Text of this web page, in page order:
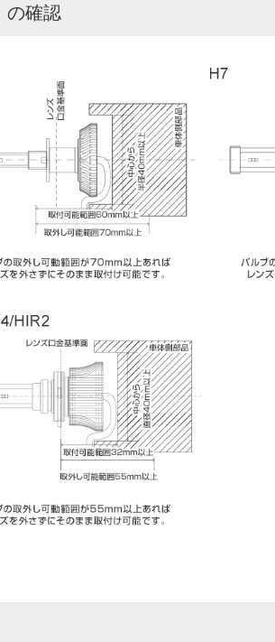
の確認